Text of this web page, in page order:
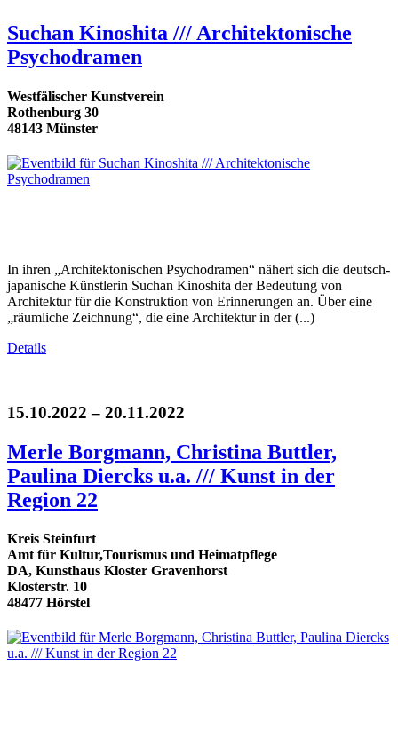
Suchan Kinoshita /// Architektonische
Psychodramen
Westfälischer Kunstverein
Rothenburg 30
48143 Münster
In ihren „Architektonischen Psychodramen“ nähert sich die deutsch-
japanische Künstlerin Suchan Kinoshita der Bedeutung von
Architektur für die Konstruktion von Erinnerungen an. Über eine
„räumliche Zeichnung“, die eine Architektur in der (...)
Details
15.10.2022 – 20.11.2022
Merle Borgmann, Christina Buttler,
Paulina Diercks u.a. /// Kunst in der
Region 22
Kreis Steinfurt
Amt für Kultur,Tourismus und Heimatpflege
DA, Kunsthaus Kloster Gravenhorst
Klosterstr. 10
48477 Hörstel